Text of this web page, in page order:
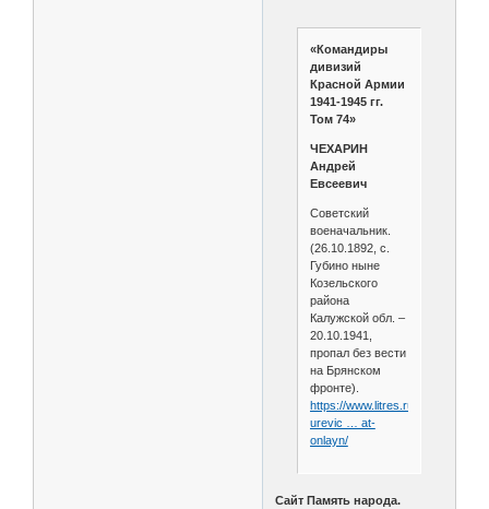
«Командиры
дивизий
Красной Армии
1941-1945 гг.
Том 74»
ЧЕХАРИН
Андрей
Евсеевич
Советский
военачальник.
(26.10.1892, с.
Губино ныне
Козельского
района
Калужской обл. –
20.10.1941,
пропал без вести
на Брянском
фронте).
https://www.litres.ru/book/denis-
urevic … at-
onlayn/
Сайт Память народа.